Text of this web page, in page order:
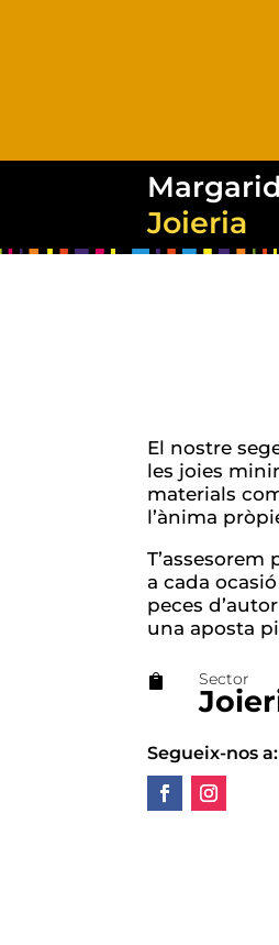
Joieria
El nostre
les joies
materials
l’ànima
a cada
peces
una aposta
 Sector
Segueix-nos a: